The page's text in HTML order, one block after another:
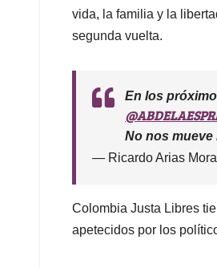
vida, la familia y la
segunda vuelta.
En los
No nos mueve
— Ricardo Arias
Colombia Justa Libres
apetecidos por los